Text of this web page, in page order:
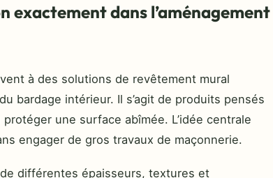
dans l’aménagement
à des solutions de revêtement mural
bardage intérieur. Il s’agit de produits pensés
une surface abîmée. L’idée centrale
engager de gros travaux de maçonnerie.
différentes épaisseurs, textures et